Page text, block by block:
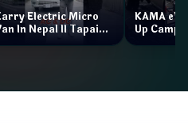
Electric Micro
In Nepal II Tapaiko
KAMA eV
Up Camp